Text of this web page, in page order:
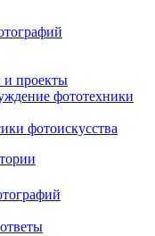
и проекты
фототехники
фотоискусства